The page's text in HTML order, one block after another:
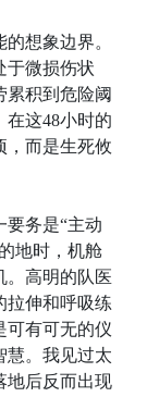
想象边界。
于微损伤状
累积到危险阈
在这48小时的
，而是生死攸
要务是“主动
地时，机舱
。高明的队医
拉伸和呼吸练
可有可无的仪
慧。我见过太
地后反而出现